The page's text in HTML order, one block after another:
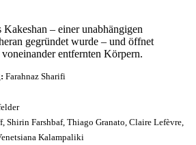
Kakeshan – einer unabhängigen
gegründet wurde – und öffnet
entfernten Körpern.
Farahnaz Sharifi
Shirin Farshbaf, Thiago Granato, Claire Lefèvre,
Kalampaliki